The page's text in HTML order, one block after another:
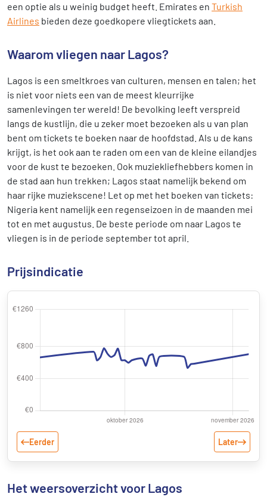
een optie als u weinig budget heeft. Emirates en Turkish
Airlines bieden deze goedkopere vliegtickets aan.
Waarom vliegen naar Lagos?
Lagos is een smeltkroes van culturen, mensen en talen; het
is niet voor niets een van de meest kleurrijke
samenlevingen ter wereld! De bevolking leeft verspreid
langs de kustlijn, die u zeker moet bezoeken als u van plan
bent om tickets te boeken naar de hoofdstad. Als u de kans
krijgt, is het ook aan te raden om een van de kleine eilandjes
voor de kust te bezoeken. Ook muziekliefhebbers komen in
de stad aan hun trekken; Lagos staat namelijk bekend om
haar rijke muziekscene! Let op met het boeken van tickets:
Nigeria kent namelijk een regenseizoen in de maanden mei
tot en met augustus. De beste periode om naar Lagos te
vliegen is in de periode september tot april.
Prijsindicatie
Eerder Later
Het weersoverzicht voor Lagos